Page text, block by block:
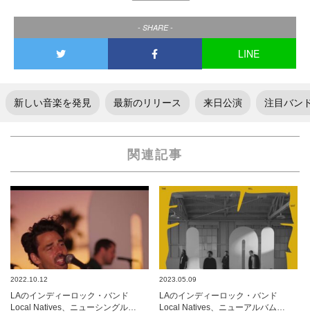
- SHARE -
LINE
新しい音楽を発見 最新のリリース 来日公演 注目バン
関連記事
2022.10.12
LAのインディーロック・バンド
Local Natives、ニューシングル…
2023.05.09
LAのインディーロック・バンド
Local Natives、ニューアルバム…